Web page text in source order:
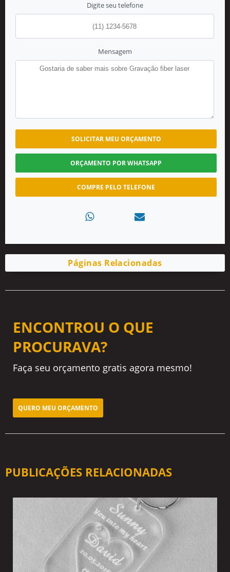
Digite seu telefone
Mensagem
SOLICITAR MEU ORÇAMENTO
ORÇAMENTO POR WHATSAPP
COMPRE PELO TELEFONE
Páginas Relacionadas
ENCONTROU O QUE
PROCURAVA?
Faça seu orçamento gratis agora mesmo!
QUERO MEU ORÇAMENTO
PUBLICAÇÕES RELACIONADAS